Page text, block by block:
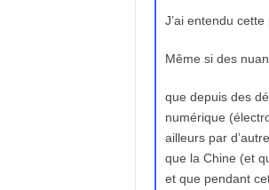
J’ai entendu cette
Même si des
que depuis des
numérique
ailleurs par
que la Chine (et
et que pendant